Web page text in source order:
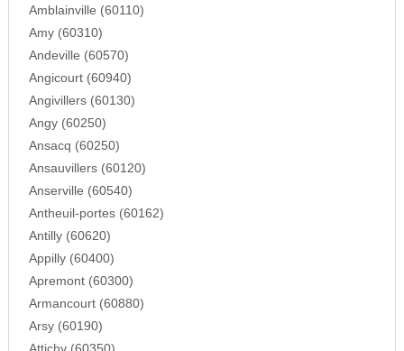
Amblainville (60110)
Amy (60310)
Andeville (60570)
Angicourt (60940)
Angivillers (60130)
Angy (60250)
Ansacq (60250)
Ansauvillers (60120)
Anserville (60540)
Antheuil-portes (60162)
Antilly (60620)
Appilly (60400)
Apremont (60300)
Armancourt (60880)
Arsy (60190)